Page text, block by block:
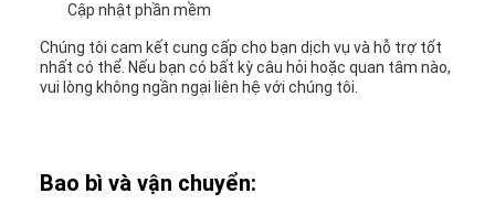
Cập nhật phần mềm
Chúng tôi cam kết cung cấp cho bạn dịch vụ và hỗ trợ tốt
nhất có thể. Nếu bạn có bất kỳ câu hỏi hoặc quan tâm nào,
vui lòng không ngần ngại liên hệ với chúng tôi.
Bao bì và vận chuyển: